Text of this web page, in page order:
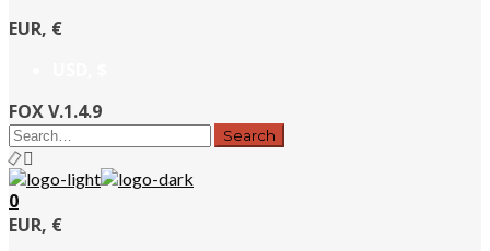
EUR, €
FOX V.1.4.9
0
EUR, €